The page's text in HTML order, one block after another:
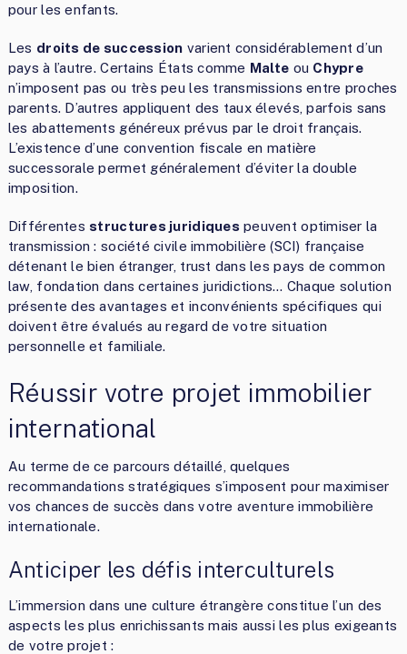
pour les enfants.
Les droits de succession varient considérablement d’un
pays à l’autre. Certains États comme Malte ou Chypre
n’imposent pas ou très peu les transmissions entre proches
parents. D’autres appliquent des taux élevés, parfois sans
les abattements généreux prévus par le droit français.
L’existence d’une convention fiscale en matière
successorale permet généralement d’éviter la double
imposition.
Différentes structures juridiques peuvent optimiser la
transmission : société civile immobilière (SCI) française
détenant le bien étranger, trust dans les pays de common
law, fondation dans certaines juridictions… Chaque solution
présente des avantages et inconvénients spécifiques qui
doivent être évalués au regard de votre situation
personnelle et familiale.
Réussir votre projet immobilier
international
Au terme de ce parcours détaillé, quelques
recommandations stratégiques s’imposent pour maximiser
vos chances de succès dans votre aventure immobilière
internationale.
Anticiper les défis interculturels
L’immersion dans une culture étrangère constitue l’un des
aspects les plus enrichissants mais aussi les plus exigeants
de votre projet :